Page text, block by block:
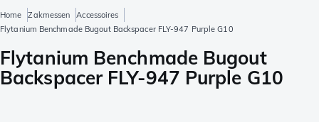
Home Zakmessen
Accessoires
Flytanium Benchmade Bugout Backspacer FLY-947 Purple G10
Flytanium Benchmade Bugout
Backspacer FLY-947 Purple G10